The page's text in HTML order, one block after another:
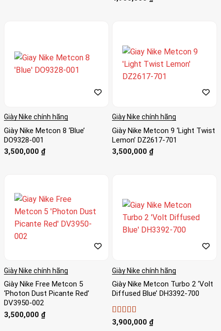
Giày Nike chính hãng
Giày Nike Metcon 8 ‘Blue’
DO9328-001
3,500,000 ₫
Giày Nike chính hãng
Giày Nike Metcon 9 ‘Light Twist
Lemon’ DZ2617-701
3,500,000 ₫
Giày Nike chính hãng
Giày Nike Free Metcon 5
‘Photon Dust Picante Red’
DV3950-002
3,500,000 ₫
Giày Nike chính hãng
Giày Nike Metcon Turbo 2 ‘Volt
Diffused Blue’ DH3392-700
Được xếp
3,900,000 ₫